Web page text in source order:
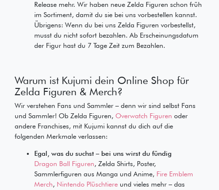
Release mehr. Wir haben neue Zelda Figuren schon früh
im Sortiment, damit du sie bei uns vorbestellen kannst.
Übrigens: Wenn du bei uns Zelda Figuren vorbestellst,
musst du nicht sofort bezahlen. Ab Erscheinungsdatum
der Figur hast du 7 Tage Zeit zum Bezahlen.
Warum ist Kujumi dein Online Shop für
Zelda Figuren & Merch?
Wir verstehen Fans und Sammler – denn wir sind selbst Fans
und Sammler! Ob Zelda Figuren, Overwatch Figuren oder
andere Franchises, mit Kujumi kannst du dich auf die
folgenden Merkmale verlassen:
Egal, was du suchst – bei uns wirst du fündig
Dragon Ball Figuren, Zelda Shirts, Poster,
Sammlerfiguren aus Manga und Anime, Fire Emblem
Merch, Nintendo Plüschtiere und vieles mehr – das